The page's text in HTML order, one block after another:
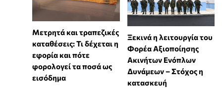
Μετρητά και τραπεζικές
καταθέσεις: Τι δέχεται η
εφορία και πότε
φορολογεί τα ποσά ως
εισόδημα
Ξεκινά η λειτουργία του
Φορέα Αξιοποίησης
Ακινήτων Ενόπλων
Δυνάμεων – Στόχος η
κατασκευή